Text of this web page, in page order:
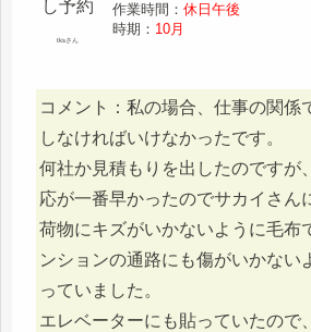
tksさん
作業時間：休日午後
時期： 10月
コメント：私の場合、仕事の関係
しなければいけなかったです。
何社か見積もりを出したのですが
応が一番早かったのでサカイさん
荷物にキズがいかないように毛布
ンションの通路にも傷がいかない
っていました。
エレベーターにも貼っていたので